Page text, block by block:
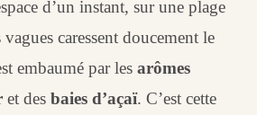
d’un instant, sur une plage
caressent doucement le
embaumé par lesarômes
et desbaies d’açaï. C’est cette